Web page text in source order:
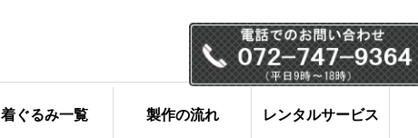
ン
テ
ン
ツ
着ぐるみ一覧 製作の流れ レンタルサービス